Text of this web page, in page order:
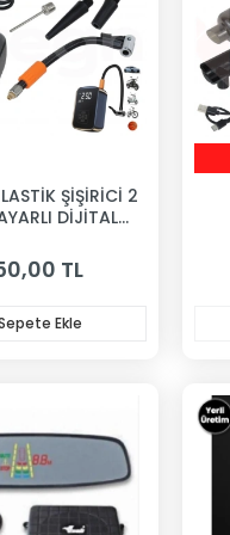
ŞİŞİRİCİ 2
DİJİTAL
TL
Ekle